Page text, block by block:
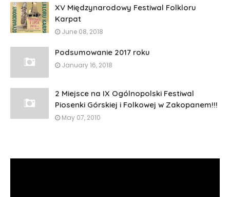
XV Międzynarodowy Festiwal Folkloru
Karpat
June 08, 2018
Podsumowanie 2017 roku
January 16, 2018
2 Miejsce na IX Ogólnopolski Festiwal
Piosenki Górskiej i Folkowej w Zakopanem!!!
May 07, 2010